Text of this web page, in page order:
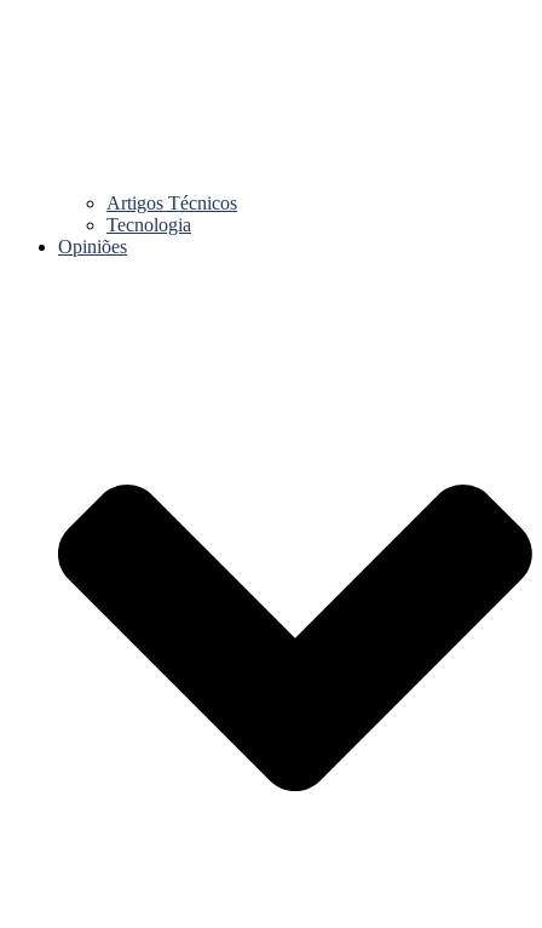
Artigos Técnicos
Tecnologia
Opiniões